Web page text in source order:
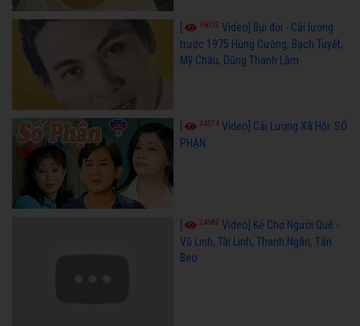
36012 Video] Bụi đời - Cải lương
trước 1975 Hùng Cường, Bạch Tuyết,
Mỹ Châu, Dũng Thanh Lâm
34574 Video] Cải Lương Xã Hội: SỐ
PHẬN
24582 Video] Kẻ Chợ Người Quê -
Vũ Linh, Tài Linh, Thanh Ngân, Tấn
Beo